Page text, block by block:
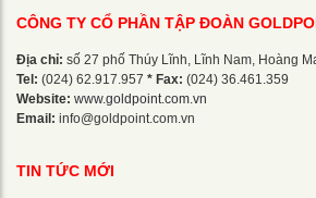
CÔNG TY CỔ PHẦN TẬP ĐOÀN
Địa chỉ: số 27 phố Thúy Lĩnh, Lĩnh Nam, Hoàng
Tel: (024) 62.917.957 * Fax: (024) 36.461.359
Website: www.goldpoint.com.vn
Email: info@goldpoint.com.vn
TIN TỨC MỚI